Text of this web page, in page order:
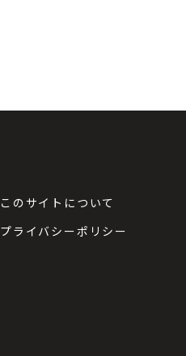
このサイトについて
プライバシーポリシー